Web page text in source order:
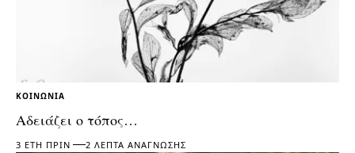
ΚΟΙΝΩΝΊΑ
Αδειάζει ο τόπος…
3 ΈΤΗ ΠΡΙΝ 2 ΛΕΠΤΆ ΑΝΆΓΝΩΣΗΣ